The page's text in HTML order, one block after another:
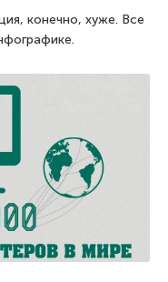
конечно, хуже. Все